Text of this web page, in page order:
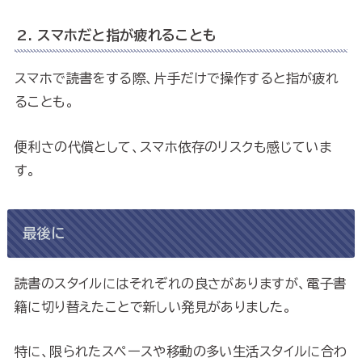
2. スマホだと指が疲れることも
スマホで読書をする際、片手だけで操作すると指が疲れ
ることも。
便利さの代償として、スマホ依存のリスクも感じていま
す。
最後に
読書のスタイルにはそれぞれの良さがありますが、電子書
籍に切り替えたことで新しい発見がありました。
特に、限られたスペースや移動の多い生活スタイルに合わ